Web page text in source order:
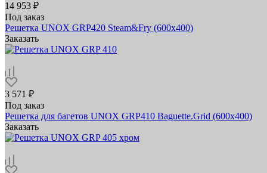
14 953 ₽
Под заказ
Решетка UNOX GRP420 Steam&Fry (600x400)
Заказать
3 571 ₽
Под заказ
Решетка для багетов UNOX GRP410 Baguette.Grid (600х400)
Заказать